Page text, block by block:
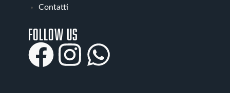
Contatti
Follow us